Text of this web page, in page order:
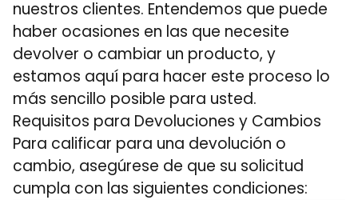
nuestros clientes. Entendemos que puede
haber ocasiones en las que necesite
devolver o cambiar un producto, y
estamos aquí para hacer este proceso lo
más sencillo posible para usted.
Requisitos para Devoluciones y Cambios
Para calificar para una devolución o
cambio, asegúrese de que su solicitud
cumpla con las siguientes condiciones: